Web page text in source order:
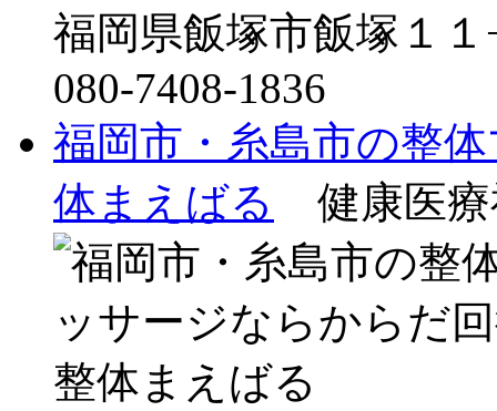
福岡県飯塚市飯塚１
080-7408-1836
福岡市・糸島市の整
体まえばる
健康医療